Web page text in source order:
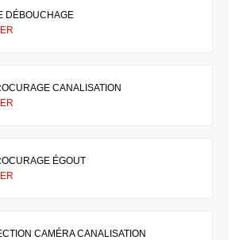
DÉBOUCHAGE
CANALISATION
ÉGOUT
CAMÉRA CANALISATION